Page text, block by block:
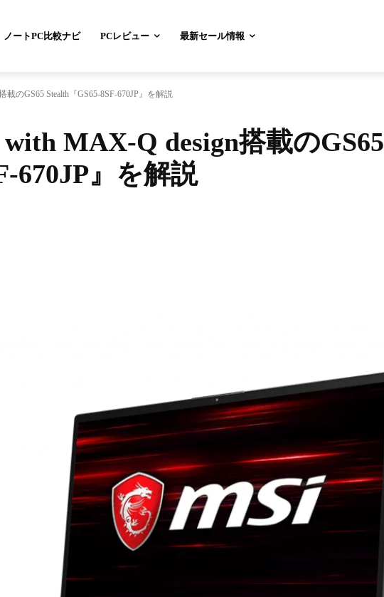
ノートPC比較ナビ PCレビュー 最新セール情報
載のGS65 Stealth『GS65-8SF-670JP』を解説
with MAX-Q design搭載のGS65
670JP』を解説